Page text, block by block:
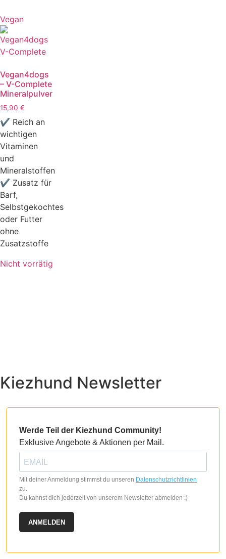
Vegan
Vegan4dogs
– V-Complete
Mineralpulver
15,90 €
✔ Reich an
wichtigen
Vitaminen
und
Mineralstoffen
✔ Zusatz für
Barf,
Selbstgekochtes
oder Futter
ohne
Zusatzstoffe
Nicht vorrätig
Kiezhund Newsletter
Werde Teil der Kiezhund Community!
Exklusive Angebote & Aktionen per Mail.
Mit deiner Anmeldung stimmst du unseren Datenschutzrichtlinien
zu.
Du kannst dich jederzeit von unserem Newsletter abmelden :)
ANMELDEN